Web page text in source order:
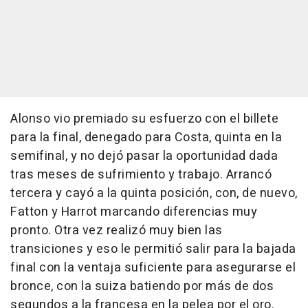
Alonso vio premiado su esfuerzo con el billete
para la final, denegado para Costa, quinta en la
semifinal, y no dejó pasar la oportunidad dada
tras meses de sufrimiento y trabajo. Arrancó
tercera y cayó a la quinta posición, con, de nuevo,
Fatton y Harrot marcando diferencias muy
pronto. Otra vez realizó muy bien las
transiciones y eso le permitió salir para la bajada
final con la ventaja suficiente para asegurarse el
bronce, con la suiza batiendo por más de dos